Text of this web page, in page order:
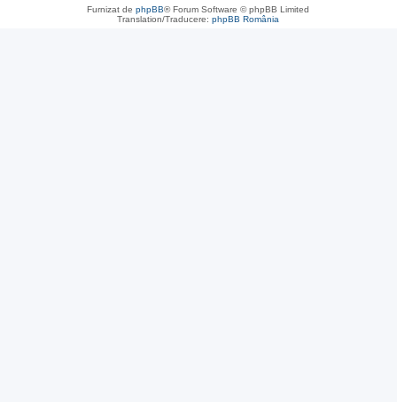
Furnizat dephpBB® Forum Software © phpBB Limited
Translation/Traducere:phpBB România